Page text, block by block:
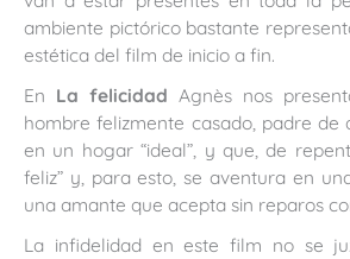
ambiente pictórico bastante
estética del film de inicio a fin.
En La felicidad Agnès nos
hombre felizmente casado, padre de
en un hogar “ideal”, y que, de
feliz” y, para esto, se aventura en
una amante que acepta sin reparos
La infidelidad en este film no se